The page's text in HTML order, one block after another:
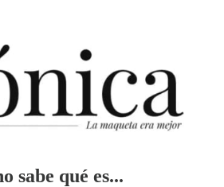
sabe qué es...